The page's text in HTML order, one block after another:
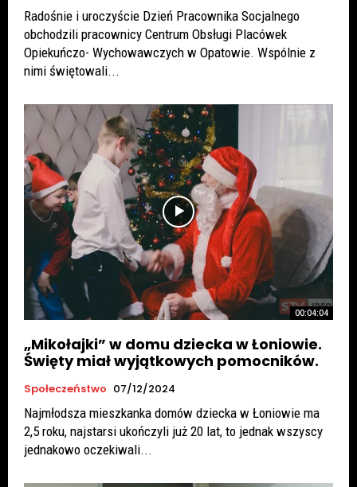
Radośnie i uroczyście Dzień Pracownika Socjalnego
obchodzili pracownicy Centrum Obsługi Placówek
Opiekuńczo- Wychowawczych w Opatowie. Wspólnie z
nimi świętowali...
00:04:04
„Mikołajki” w domu dziecka w Łoniowie.
Święty miał wyjątkowych pomocników.
Społeczeństwo 07/12/2024
Najmłodsza mieszkanka domów dziecka w Łoniowie ma
2,5 roku, najstarsi ukończyli już 20 lat, to jednak wszyscy
jednakowo oczekiwali...